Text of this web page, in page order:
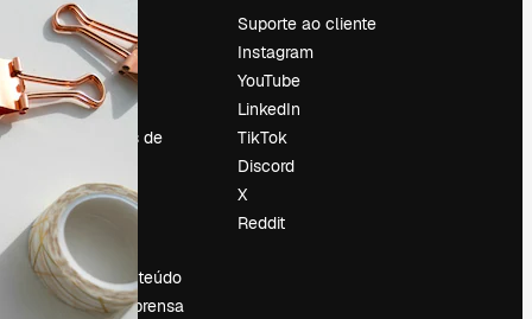
Preços
Sobre nós
Reviews
Emprego
Tendências de
Blog
Eventos
Slidesgo
Vender conteúdo
Sala de imprensa
Suporte ao cliente
Instagram
YouTube
LinkedIn
TikTok
Discord
X
Reddit